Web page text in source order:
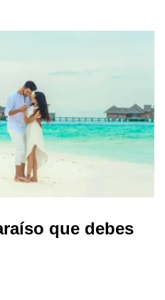
que debes